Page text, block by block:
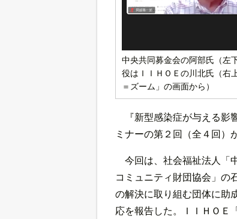
中央共同募金会の阿部氏（左
役はＩＩＨＯＥの川北氏（右
＝ズーム」の画面から）
『新型感染症が与える
ミナーの第２回（全４回）
今回は、社会福祉法人「
コミュニティ財団協会」の
の解決に取り組む団体に助
応を報告した。ＩＩＨＯＥ